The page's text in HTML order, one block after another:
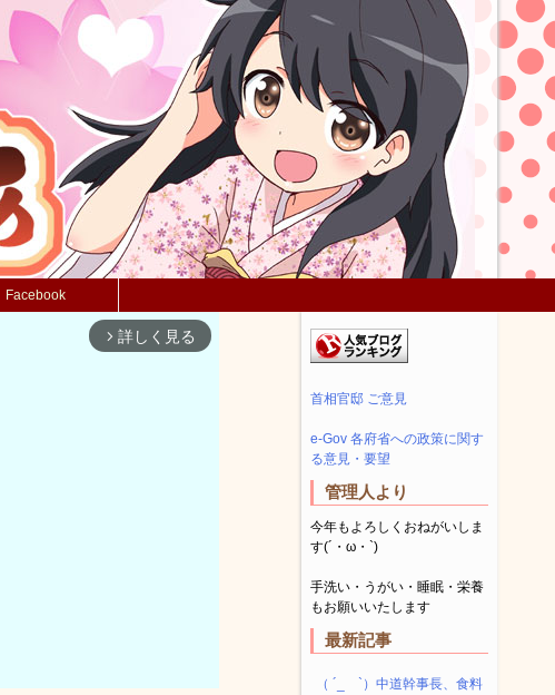
Facebook
arrow_forward_ios 詳しく見る
首相官邸 ご意見
e-Gov 各府省への政策に関す
る意見・要望
管理人より
今年もよろしくおねがいしま
す(´・ω・`)
手洗い・うがい・睡眠・栄養
もお願いいたします
最新記事
（ ´_ゝ`）中道幹事長、食料